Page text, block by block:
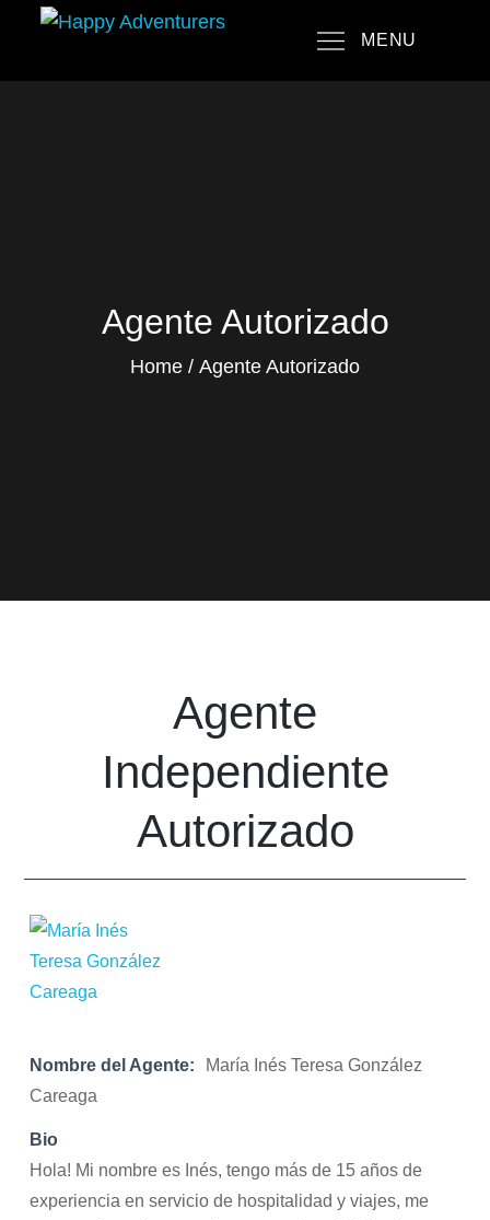
content
MENU
Agente Autorizado
Home Agente Autorizado
Agente
Independiente
Autorizado
Nombre del Agente:
María Inés Teresa González
Careaga
Bio
Hola! Mi nombre es Inés, tengo más de 15 años de
experiencia en servicio de hospitalidad y viajes, me